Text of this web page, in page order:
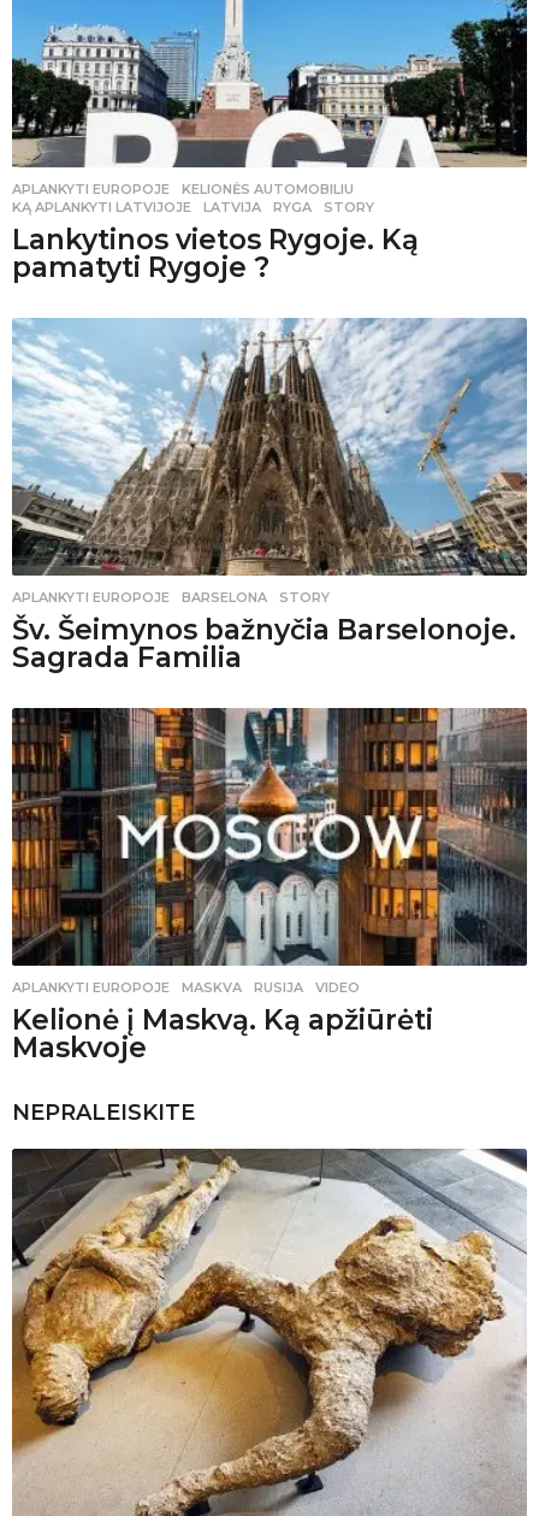
APLANKYTI EUROPOJE ,KELIONĖS AUTOMOBILIU
KĄ APLANKYTI LATVIJOJE
,LATVIJA ,RYGA ,STORY
Lankytinos vietos Rygoje. Ką
pamatyti Rygoje ?
APLANKYTI EUROPOJE BARSELONA ,STORY
Šv. Šeimynos bažnyčia Barselonoje.
Sagrada Familia
APLANKYTI EUROPOJE MASKVA ,RUSIJA ,VIDEO
Kelionė į Maskvą. Ką apžiūrėti
Maskvoje
NEPRALEISKITE